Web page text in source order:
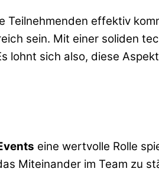
effektiv
sein. Mit einer soliden
sich also, diese
eine wertvolle Rolle
Miteinander im Team zu